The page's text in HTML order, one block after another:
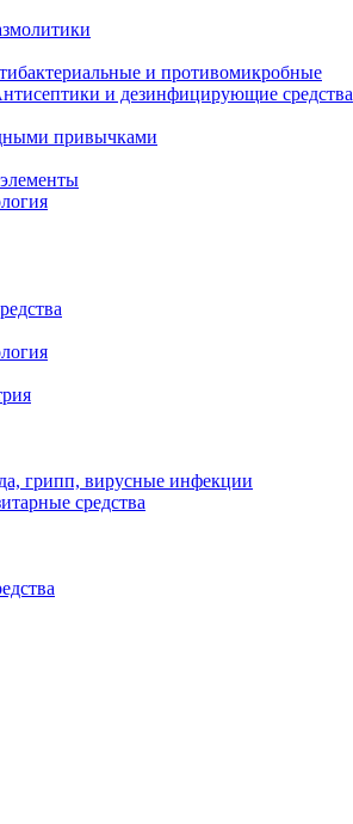
и противомикробные
и дезинфицирующие средства
привычками
грипп, вирусные инфекции
средства